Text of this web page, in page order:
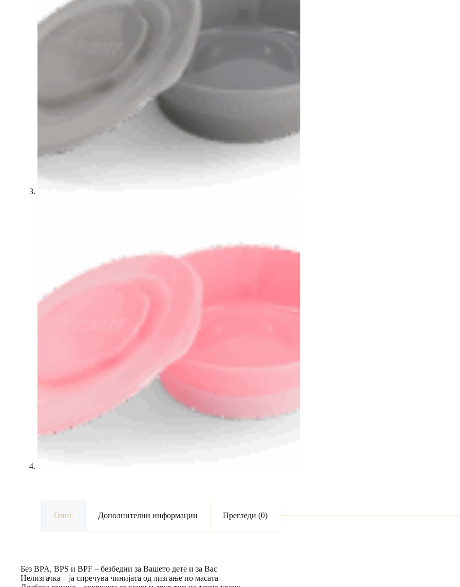
Опис Дополнителни информации Прегледи (0)
Без BPA, BPS и BPF – безбедни за Вашето дете и за Вас
Нелизгачка – ја спречува чинијата од лизгање по масата